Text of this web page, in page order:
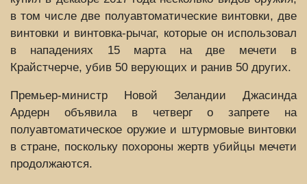
в том числе две полуавтоматические винтовки, две
винтовки и винтовка-рычаг, которые он использовал
в нападениях 15 марта на две мечети в
Крайстчерче, убив 50 верующих и ранив 50 других.
Премьер-министр Новой Зеландии Джасинда
Ардерн объявила в четверг о запрете на
полуавтоматическое оружие и штурмовые винтовки
в стране, поскольку похороны жертв убийцы мечети
продолжаются.